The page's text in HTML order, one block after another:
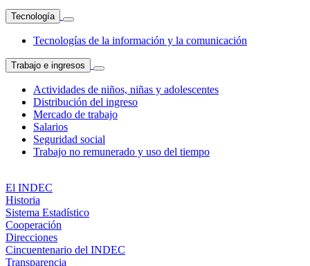
Tecnología
Tecnologías de la información y la comunicación
Trabajo e ingresos
Actividades de niños, niñas y adolescentes
Distribución del ingreso
Mercado de trabajo
Salarios
Seguridad social
Trabajo no remunerado y uso del tiempo
El INDEC
Historia
Sistema Estadístico
Cooperación
Direcciones
Cincuentenario del INDEC
Transparencia